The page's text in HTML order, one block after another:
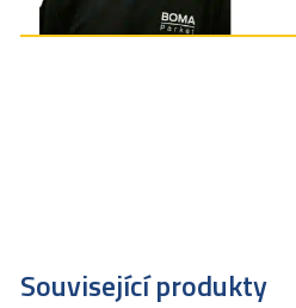
Související produkty